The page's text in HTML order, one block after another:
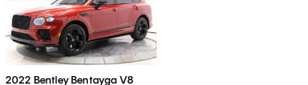
2022 Bentley Bentayga V8